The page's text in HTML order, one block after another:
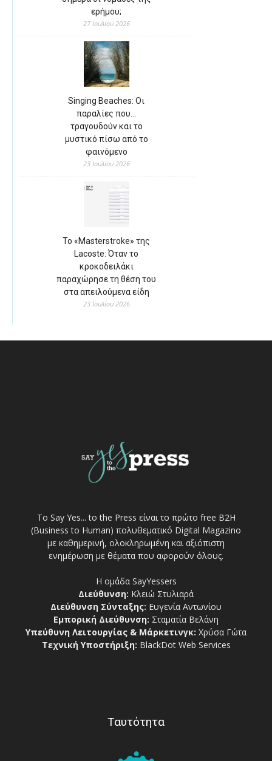
ερήμου;
27 Ιουλίου 2026
Singing Beaches: Οι
παραλίες που…
τραγουδούν και το
μυστικό πίσω από το
φαινόμενο
23 Ιουλίου 2026
Το «Masterstroke» της
Lacoste: Όταν το
κροκοδειλάκι
παραχώρησε τη θέση του
στα απειλούμενα είδη
23 Ιουλίου 2026
Το Say Yes... to the Press είναι το πρώτο free Β2Η
(Business to Human) πολυθεματικό Digital Magazino
με καθημερινή, ολοκληρωμένη και αξιόπιστη
ενημέρωση με θέματα που αφορούν όλους.
Η ομάδα SayYessers
Διεύθυνση: Κλειώ Στυλιαρά
Διεύθυνση Σύνταξης: Ευγενία Αντωνίου
Εμπορική Διεύθυνση: Σταματία Βελάνη
Υπεύθυνη Λειτουργίας & Μάρκετινγκ: Χρύσα Γώτα
Τεχνική Υποστήριξη: BlackDot Web Services
Ταυτότητα